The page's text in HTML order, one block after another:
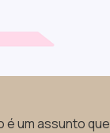
é um assunto